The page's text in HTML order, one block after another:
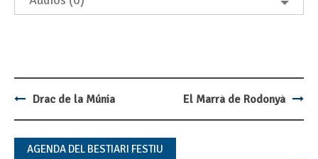
Post
navigation
Drac de la Múnia El Marrà de Rodonyà
AGENDA DEL BESTIARI FESTIU